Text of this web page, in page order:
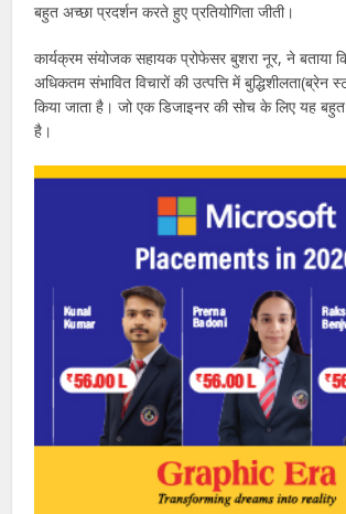
बहुत अच्छा प्रदर्शन करते हुए प्रतियोगिता जीती।
कार्यक्रम संयोजक सहायक प्रोफेसर बुशरा नूर, ने बताया
अधिकतम संभावित विचारों की उत्पत्ति में बुद्धिशीलता(ब्रेन
किया जाता है। जो एक डिजाइनर की सोच के लिए यह बहुत
है।